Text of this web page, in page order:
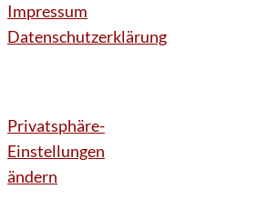
Impressum
Datenschutzerklärung
Privatsphäre-
Einstellungen
ändern